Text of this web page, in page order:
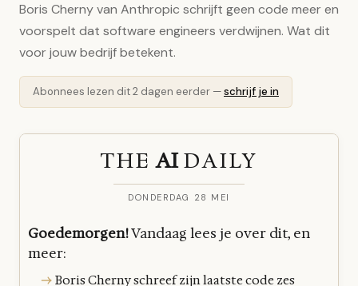
Boris Cherny van Anthropic schrijft geen code meer en
voorspelt dat software engineers verdwijnen. Wat dit
voor jouw bedrijf betekent.
Abonnees lezen dit 2 dagen eerder —schrijf je in
THE AIDAILY
DONDERDAG 28 MEI
Goedemorgen!Vandaag lees je over dit, en
meer:
→ Boris Cherny schreef zijn laatste code zes